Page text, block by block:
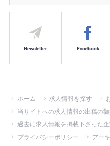
Newsletter Facebook
ホーム 求人情報を探す
当サイトへの求人情報の出稿の
過去に求人情報を掲載下さった
プライバシーポリシー
アー